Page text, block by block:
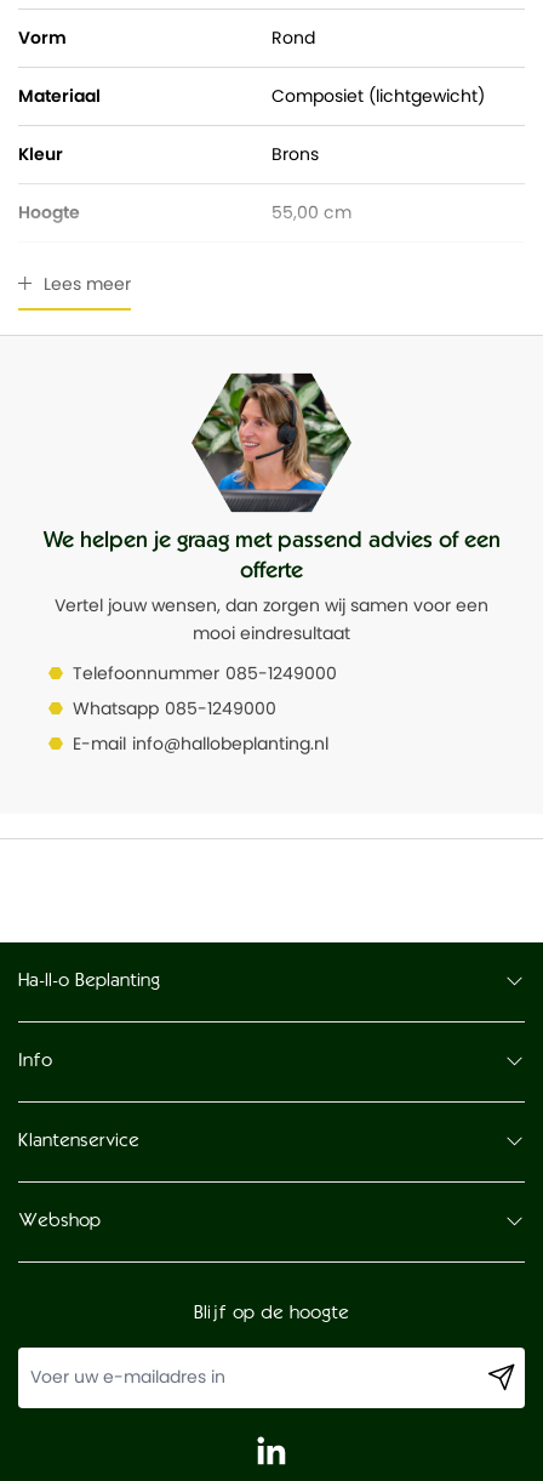
Vorm Rond
Materiaal Composiet (lichtgewicht)
Kleur Brons
Hoogte 55,00 cm
Ja
Nee
Lees meer
We helpen je graag met passend advies of een
offerte
Vertel jouw wensen, dan zorgen wij samen voor een
mooi eindresultaat
Telefoonnummer 085-1249000
Whatsapp 085-1249000
E-mail info@hallobeplanting.nl
Ha-ll-o Beplanting
Info
Klantenservice
Webshop
Blijf op de hoogte